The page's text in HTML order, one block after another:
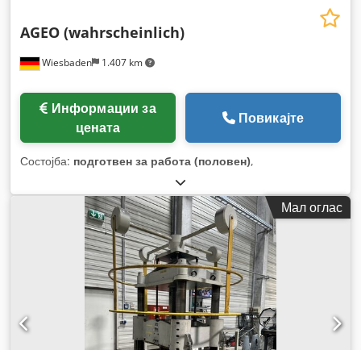
Wiesbaden 1.407 km
AGEO (wahrscheinlich)
цената
Повикајте
Состојба: подготвен за работа (половен),
Мал оглас